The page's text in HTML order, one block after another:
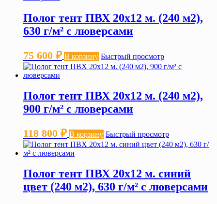
Полог тент ПВХ 20х12 м. (240 м2),
630 г/м² с люверсами
75 600 ₽ В корзину Быстрый просмотр
Полог тент ПВХ 20х12 м. (240 м2),
900 г/м² с люверсами
118 800 ₽ В корзину Быстрый просмотр
Полог тент ПВХ 20х12 м. синий
цвет (240 м2), 630 г/м² с люверсами